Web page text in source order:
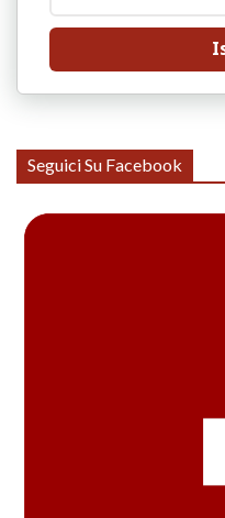
Seguici Su Facebook